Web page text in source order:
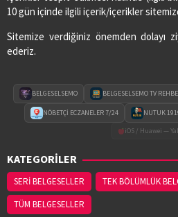
SEDA ECZANESİ
VURAL ECZANESİ
19 MAYIS MAH. HACI
03622560360
YASEMİN ECZANESİ
10 gün içinde ilgili içerik/içerikler
Sitemize verdiğiniz önemden dolayı
ederiz.
BELGESELSEMO BELGESELSEMO TV
NÖBETÇİ ECZANELER 7/24 NUTUK
iOS / Huawei —
KATEGORİLER
SERİ BELGESELLER
TEK BÖLÜMLÜK
TÜM BELGESELLER